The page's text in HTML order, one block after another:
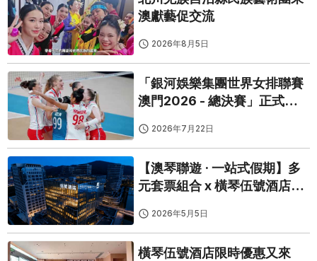
澳獻藝促交流
2026年8月5日
「銀河娛樂集團世界女排聯賽
澳門2026 - 總決賽」正式開
2026年7月22日
【澳琴聯遊 · 一站式假期】多
元套票組合 x 橫琴伍號酒店｜
2026年5月5日
橫琴伍號酒店限時優惠又來